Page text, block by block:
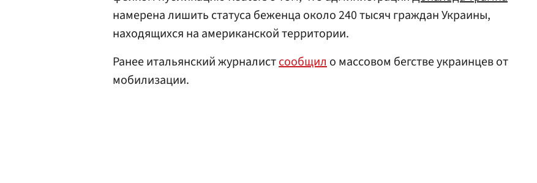
намерена лишить статуса беженца около 240 тысяч граждан Украины,
находящихся на американской территории.
Ранее итальянский журналистсообщило массовом бегстве украинцев от
мобилизации.